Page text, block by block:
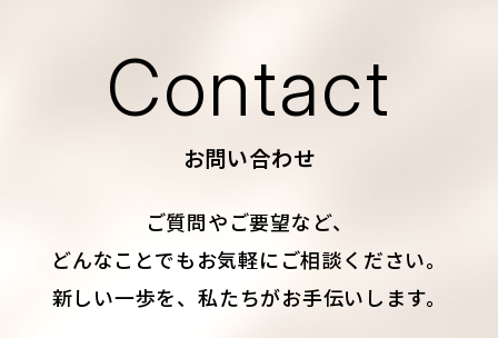
Contact
お問い合わせ
ご質問やご要望など、
どんなことでもお気軽にご相談ください。
新しい一歩を、私たちがお手伝いします。